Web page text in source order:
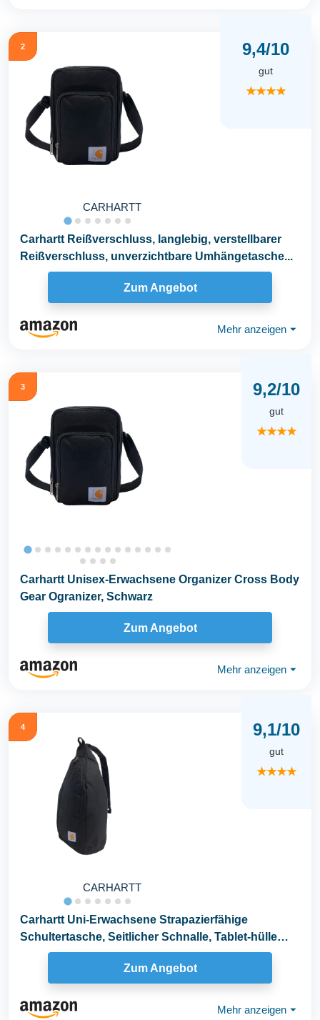
2
CARHARTT
9,4/10
gut
★★★★
Carhartt Reißverschluss, langlebig, verstellbarer
Reißverschluss, unverzichtbare Umhängetasche...
Zum Angebot
Mehr anzeigen ⏷
3 9,2/10
gut
★★★★
Carhartt Unisex-Erwachsene Organizer Cross Body
Gear Ogranizer, Schwarz
Zum Angebot
Mehr anzeigen ⏷
4
CARHARTT
9,1/10
gut
★★★★
Carhartt Uni-Erwachsene Strapazierfähige
Schultertasche, Seitlicher Schnalle, Tablet-hülle
und...
Zum Angebot
Mehr anzeigen ⏷